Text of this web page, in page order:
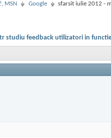
MSN Google sfarsit iulie 2012 -
studiu feedback utilizatori in